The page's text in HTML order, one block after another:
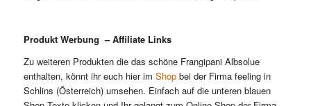
Produkt Werbung – Affiliate Links
Zu weiteren Produkten die das schöne Frangipani Albsolue
enthalten, könnt ihr euch hier im Shopbei der Firma feeling in
Schlins (Österreich) umsehen. Einfach auf die unteren blauen